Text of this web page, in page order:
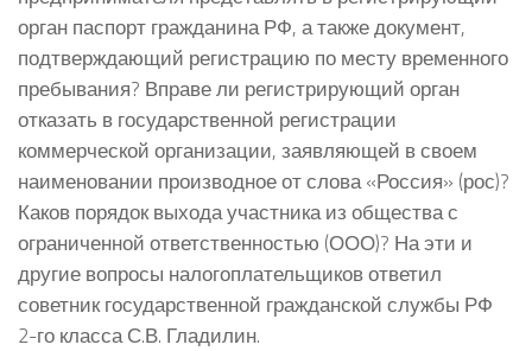
орган паспорт гражданина РФ, а также документ,
подтверждающий регистрацию по месту временного
пребывания? Вправе ли регистрирующий орган
отказать в государственной регистрации
коммерческой организации, заявляющей в своем
наименовании производное от слова «Россия» (рос)?
Каков порядок выхода участника из общества с
ограниченной ответственностью (ООО)? На эти и
другие вопросы налогоплательщиков ответил
советник государственной гражданской службы РФ
2-го класса С.В. Гладилин.